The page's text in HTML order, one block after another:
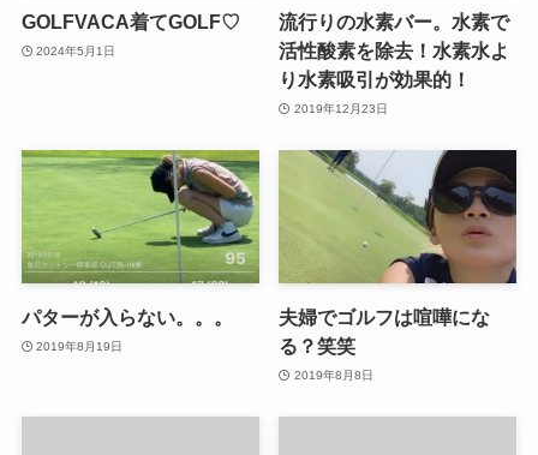
GOLFVACA着てGOLF♡
2024年5月1日
流行りの水素バー。水素で
活性酸素を除去！水素水よ
り水素吸引が効果的！
2019年12月23日
パターが入らない。。。
2019年8月19日
夫婦でゴルフは喧嘩にな
る？笑笑
2019年8月8日